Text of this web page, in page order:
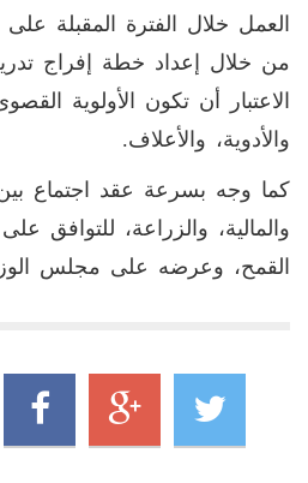
العمل خلال الفترة المقبلة
من خلال إعداد خطة إفراج
الاعتبار أن تكون الأولوية
والأدوية، والأعلاف.
كما وجه بسرعة عقد اجتماع بين
والمالية، والزراعة، للتوافق
القمح، وعرضه على مجلس